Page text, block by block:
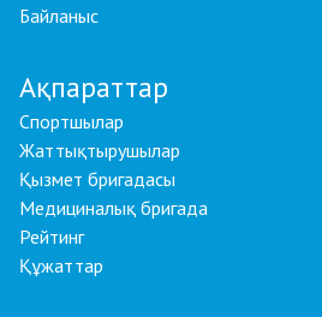
Байланыс
Ақпараттар
Спортшылар
Жаттықтырушылар
Қызмет бригадасы
Медициналық бригада
Рейтинг
Құжаттар